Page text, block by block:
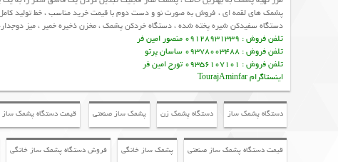
پشمک های لقمه ای ، فروش به صورت نو و دست دوم با قیمت خرید مناسب ، خط تولید
دستگاه سفیدکن شیره پخته شده ، دستگاه خردکن پشمک ، مخزن ذخیره خمیر ، میز
تلفن فروش : 09128931339 منصور امین فر
تلفن فروش : 09378003488 ساسان پرتو
تلفن فروش : 09356107101 تورج امین فر
اینستاگرام TourajAminfar
دستگاه پشمک ساز دستگاه پشمک زن پشمک ساز صنعتی قیمت دستگاه پشمک ساز
قیمت دستگاه پشمک ساز صنعتی پشمک ساز خانگی فروش دستگاه پشمک ساز خانگی